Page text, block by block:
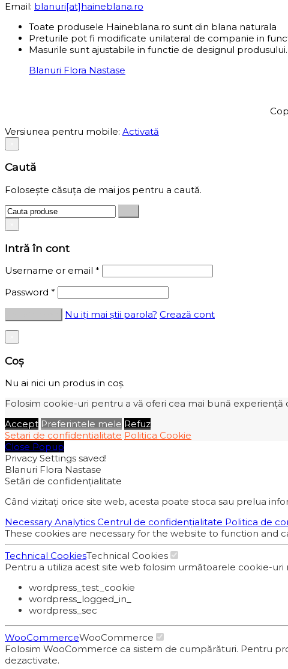
Email: blanuri[at]haineblana.ro
Toate produsele Haineblana.ro sunt din blana naturala
Preturile pot fi modificate unilateral de companie in
Masurile sunt ajustabile in functie de designul produsului.
Blanuri Flora Nastase
Versiunea pentru mobile: Activată
Caută
Folosește căsuța de mai jos pentru a caută.
Intră în cont
Username or email *
Password *
Nu iți mai știi parola? Crează cont
Coș
Nu ai nici un produs in coș.
Folosim cookie-uri pentru a vă oferi cea mai bună
Accept Preferintele mele Refuz
Setari de confidentialitate Politica Cookie
Close Popup
Privacy Settings saved!
Blanuri Flora Nastase
Setări de confidențialitate
Când vizitați orice site web, acesta poate stoca sau prelua
Necessary Analytics Centrul de confidențialitate Politica de
These cookies are necessary for the website to function and
Technical CookiesTechnical Cookies
Pentru a utiliza acest site web folosim următoarele cookie-
wordpress_test_cookie
wordpress_logged_in_
wordpress_sec
WooCommerceWooCommerce
Folosim WooCommerce ca sistem de cumpărături. Pentru
dezactivate.